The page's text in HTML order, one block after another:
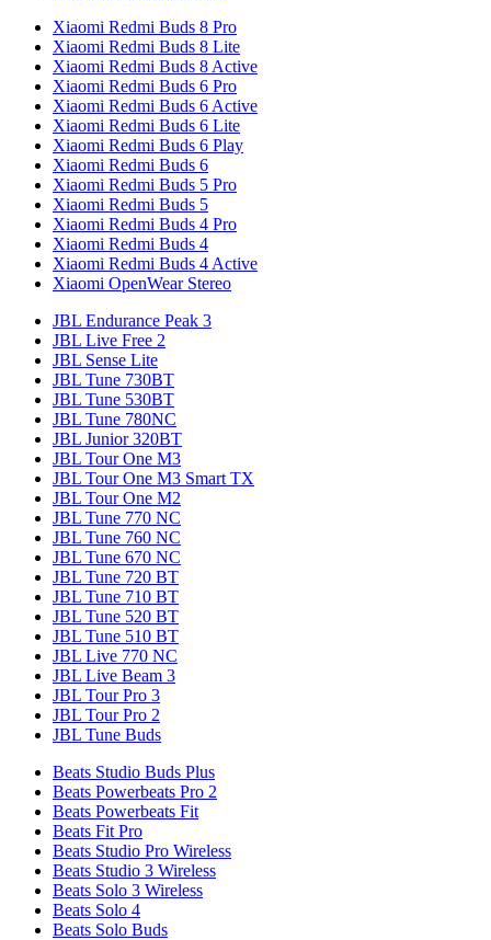
Xiaomi Redmi Buds 8 Pro
Xiaomi Redmi Buds 8 Lite
Xiaomi Redmi Buds 8 Active
Xiaomi Redmi Buds 6 Pro
Xiaomi Redmi Buds 6 Active
Xiaomi Redmi Buds 6 Lite
Xiaomi Redmi Buds 6 Play
Xiaomi Redmi Buds 6
Xiaomi Redmi Buds 5 Pro
Xiaomi Redmi Buds 5
Xiaomi Redmi Buds 4 Pro
Xiaomi Redmi Buds 4
Xiaomi Redmi Buds 4 Active
Xiaomi OpenWear Stereo
JBL Endurance Peak 3
JBL Live Free 2
JBL Sense Lite
JBL Tune 730BT
JBL Tune 530BT
JBL Tune 780NC
JBL Junior 320BT
JBL Tour One M3
JBL Tour One M3 Smart TX
JBL Tour One M2
JBL Tune 770 NC
JBL Tune 760 NC
JBL Tune 670 NC
JBL Tune 720 BT
JBL Tune 710 BT
JBL Tune 520 BT
JBL Tune 510 BT
JBL Live 770 NC
JBL Live Beam 3
JBL Tour Pro 3
JBL Tour Pro 2
JBL Tune Buds
Beats Studio Buds Plus
Beats Powerbeats Pro 2
Beats Powerbeats Fit
Beats Fit Pro
Beats Studio Pro Wireless
Beats Studio 3 Wireless
Beats Solo 3 Wireless
Beats Solo 4
Beats Solo Buds